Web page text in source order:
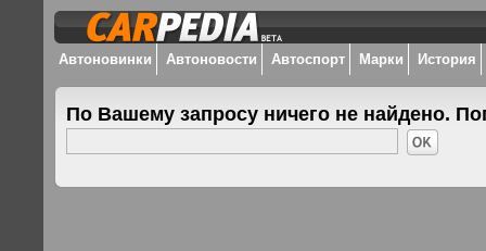
Автоновинки Автоновости Автоспорт Марки История
По Вашему запросу ничего не найдено.